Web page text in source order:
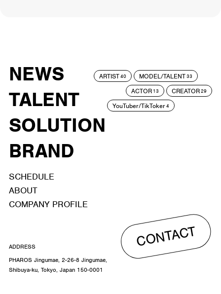
NEWS
TALENT
SOLUTION
BRAND
ARTIST40 MODEL/TALENT33
ACTOR 13 CREATOR29
YouTuber/TikToker4
SCHEDULE
ABOUT
COMPANY PROFILE
CONTACT
ADDRESS
PHAROS Jingumae, 2-26-8 Jingumae,
Shibuya-ku, Tokyo, Japan 150-0001